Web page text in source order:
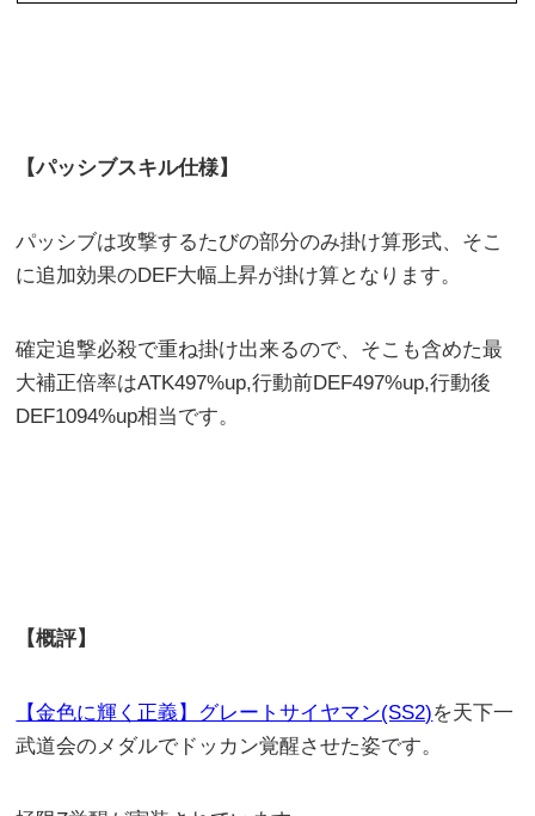
【パッシブスキル仕様】
パッシブは攻撃するたびの部分のみ掛け算形式、そこ
に追加効果のDEF大幅上昇が掛け算となります。
確定追撃必殺で重ね掛け出来るので、そこも含めた最
大補正倍率はATK497%up,行動前DEF497%up,行動後
DEF1094%up相当です。
【概評】
【金色に輝く正義】グレートサイヤマン(SS2)を天下一
武道会のメダルでドッカン覚醒させた姿です。